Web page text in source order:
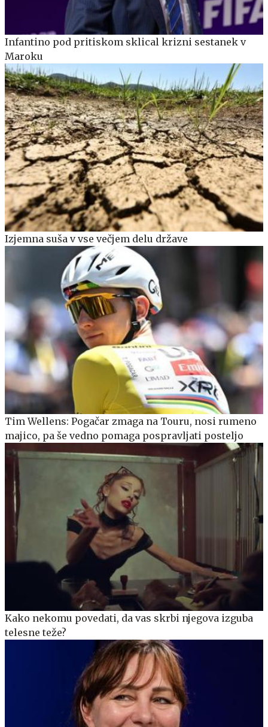
Infantino pod pritiskom sklical krizni sestanek v
Maroku
Izjemna suša v vse večjem delu države
Tim Wellens: Pogačar zmaga na Touru, nosi rumeno
majico, pa še vedno pomaga pospravljati posteljo
Kako nekomu povedati, da vas skrbi njegova izguba
telesne teže?